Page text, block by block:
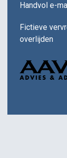
Handvol e-
Fictieve
overlijden